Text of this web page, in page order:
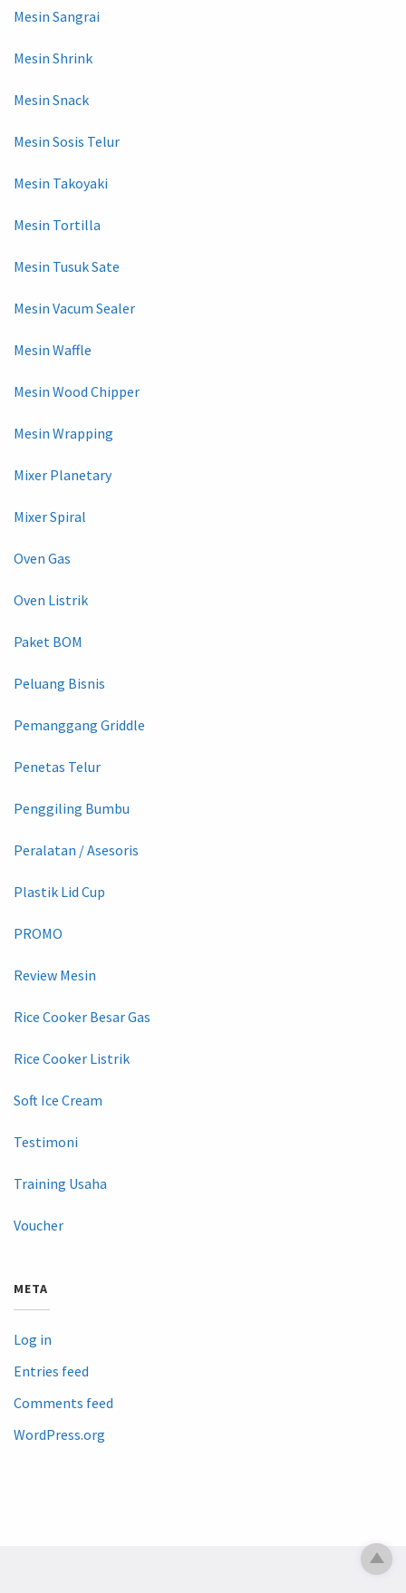
Mesin Sangrai
Mesin Shrink
Mesin Snack
Mesin Sosis Telur
Mesin Takoyaki
Mesin Tortilla
Mesin Tusuk Sate
Mesin Vacum Sealer
Mesin Waffle
Mesin Wood Chipper
Mesin Wrapping
Mixer Planetary
Mixer Spiral
Oven Gas
Oven Listrik
Paket BOM
Peluang Bisnis
Pemanggang Griddle
Penetas Telur
Penggiling Bumbu
Peralatan / Asesoris
Plastik Lid Cup
PROMO
Review Mesin
Rice Cooker Besar Gas
Rice Cooker Listrik
Soft Ice Cream
Testimoni
Training Usaha
Voucher
META
Log in
Entries feed
Comments feed
WordPress.org